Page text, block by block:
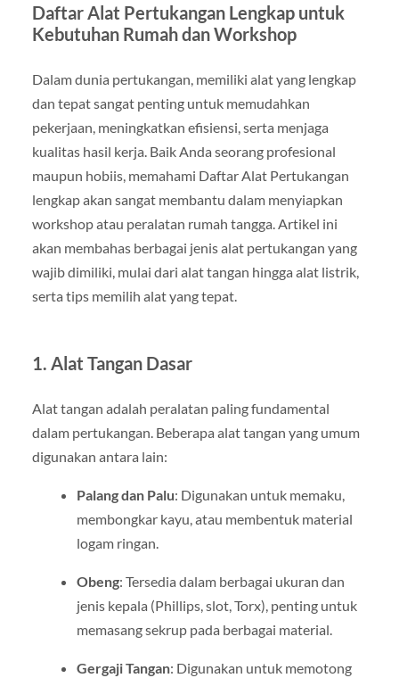
Daftar Alat Pertukangan Lengkap untuk
Kebutuhan Rumah dan Workshop
Dalam dunia pertukangan, memiliki alat yang lengkap
dan tepat sangat penting untuk memudahkan
pekerjaan, meningkatkan efisiensi, serta menjaga
kualitas hasil kerja. Baik Anda seorang profesional
maupun hobiis, memahami Daftar Alat Pertukangan
lengkap akan sangat membantu dalam menyiapkan
workshop atau peralatan rumah tangga. Artikel ini
akan membahas berbagai jenis alat pertukangan yang
wajib dimiliki, mulai dari alat tangan hingga alat listrik,
serta tips memilih alat yang tepat.
1. Alat Tangan Dasar
Alat tangan adalah peralatan paling fundamental
dalam pertukangan. Beberapa alat tangan yang umum
digunakan antara lain:
Palang dan Palu: Digunakan untuk memaku,
membongkar kayu, atau membentuk material
logam ringan.
Obeng: Tersedia dalam berbagai ukuran dan
jenis kepala (Phillips, slot, Torx), penting untuk
memasang sekrup pada berbagai material.
Gergaji Tangan: Digunakan untuk memotong